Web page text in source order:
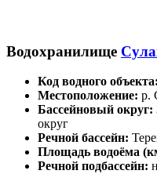
Водохранилище
Код водного объекта:
Местоположение: р.
Бассейновый округ:
округ
Речной бассейн:
Площадь водоёма
Речной подбассейн: